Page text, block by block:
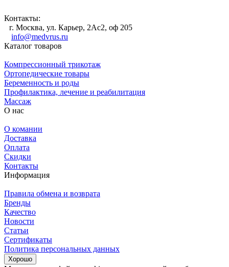
Контакты:
г. Москва, ул. Карьер, 2Ас2, оф 205
info@medvrus.ru
Каталог товаров
Компрессионный трикотаж
Ортопедические товары
Беременность и роды
Профилактика, лечение и реабилитация
Массаж
О нас
О комании
Доставка
Оплата
Скидки
Контакты
Информация
Правила обмена и возврата
Бренды
Качество
Новости
Статьи
Сертификаты
Политика персональных данных
Хорошо